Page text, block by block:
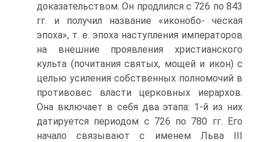
доказательством. Он продлился с 726 по 843
гг. и получил название «иконобо- ческая
эпоха», т. е. эпоха наступления императоров
на внешние проявления христианского
культа (почитания святых, мощей и икон) с
целью усиления соб­ственных полномочий в
противовес власти церковных иерархов.
Она включает в себя два этапа: 1-й из них
датируется периодом с 726 по 780 гг. Его
начало свя­зывают с именем Льва III